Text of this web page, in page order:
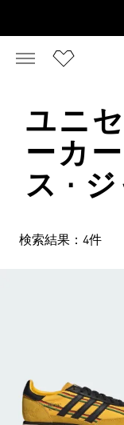
ユニ
ーカ
ス ·
検索結果：4件